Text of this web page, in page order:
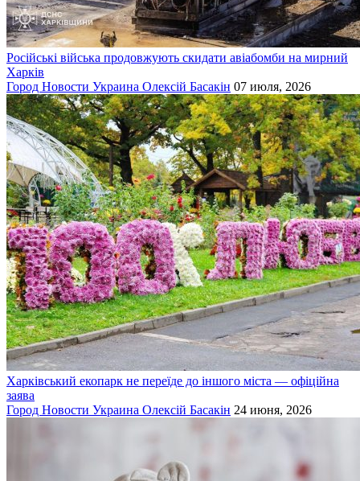
Російські війська продовжують скидати авіабомби на мирний
Харків
Город Новости Украина Олексій Басакін 07 июля, 2026
Харківський екопарк не переїде до іншого міста — офіційна
заява
Город Новости Украина Олексій Басакін 24 июня, 2026